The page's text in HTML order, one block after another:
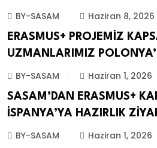
BY-SASAM Haziran 8, 2026
ERASMUS+
ERASMUS+ PROJEMİZ
UZMANLARIMIZ
BY-SASAM Haziran 1, 2026
ERASMUS+
SASAM’DAN ERASMUS+
İSPANYA’YA HAZIRLIK
BY-SASAM Haziran 1, 2026